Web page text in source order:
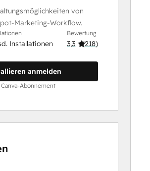
von
Marketing-Workflow.
Installationen
Bewertung
3,3 (218)
anmelden
Abonnement